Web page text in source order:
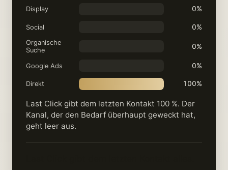
Display 0%
Social 0%
Organische
Suche
0%
Google Ads 0%
Direkt 100%
Last Click gibt dem letzten Kontakt 100 %. Der
Kanal, der den Bedarf überhaupt geweckt hat,
geht leer aus.